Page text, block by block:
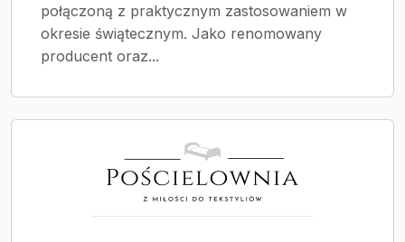
połączoną z praktycznym zastosowaniem w
okresie świątecznym. Jako renomowany
producent oraz...